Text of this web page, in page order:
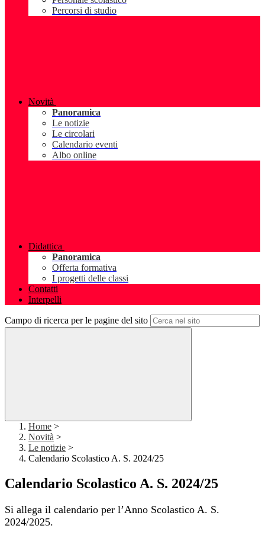
Percorsi di studio
Novità
Panoramica
Le notizie
Le circolari
Calendario eventi
Albo online
Didattica
Panoramica
Offerta formativa
I progetti delle classi
Contatti
Interpelli
Campo di ricerca per le pagine del sito
Home >
Novità >
Le notizie >
Calendario Scolastico A. S. 2024/25
Calendario Scolastico A. S. 2024/25
Si allega il calendario per l’Anno Scolastico A. S.
2024/2025.